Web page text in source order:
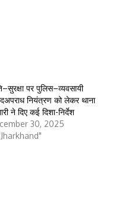
पर पुलिस–व्यवसायी
नियंत्रण को लेकर थाना
ने दिए कई दिशा-निर्देश
30, 2025